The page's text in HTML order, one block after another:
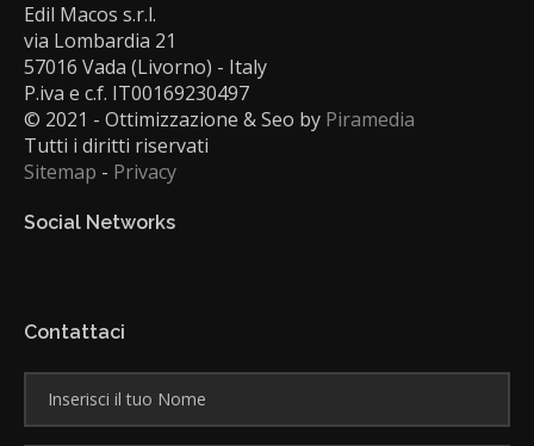
Edil Macos s.r.l.
via Lombardia 21
57016 Vada (Livorno) - Italy
P.iva e c.f. IT00169230497
© 2021 - Ottimizzazione & Seo by Piramedia
Tutti i diritti riservati
Sitemap - Privacy
Social Networks
Contattaci